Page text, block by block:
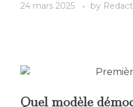
24 mars 2025 by
Quel modèle